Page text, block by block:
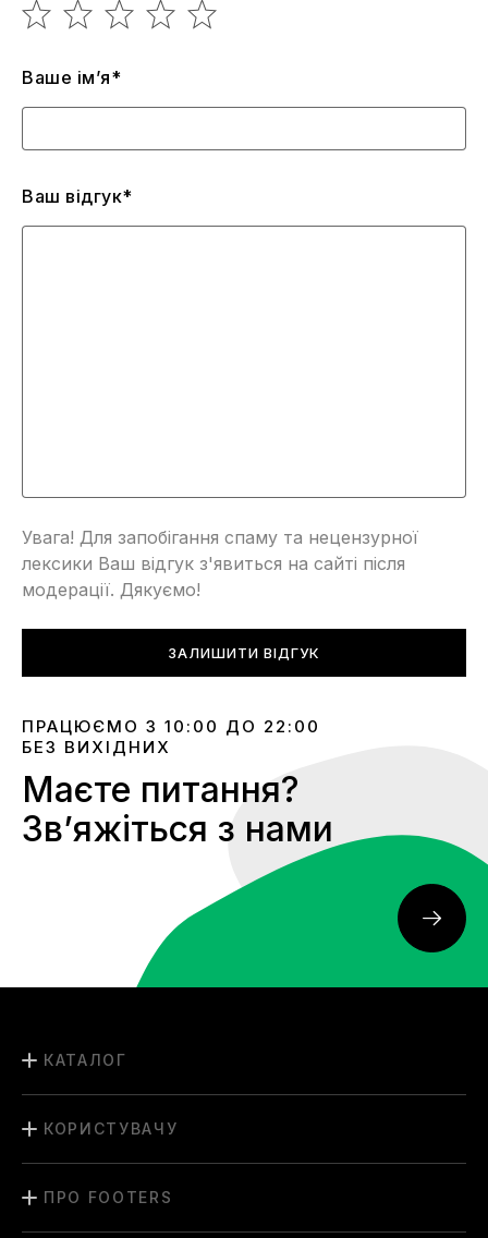
Ваше ім’я*
Ваш відгук*
Увага! Для запобігання спаму та нецензурної
лексики Ваш відгук з'явиться на сайті після
модерації. Дякуємо!
ЗАЛИШИТИ ВІДГУК
ПРАЦЮЄМО З 10:00 ДО 22:00
БЕЗ ВИХІДНИХ
Маєте питання?
Звʼяжіться з нами
КАТАЛОГ
КОРИСТУВАЧУ
ПРО FOOTERS